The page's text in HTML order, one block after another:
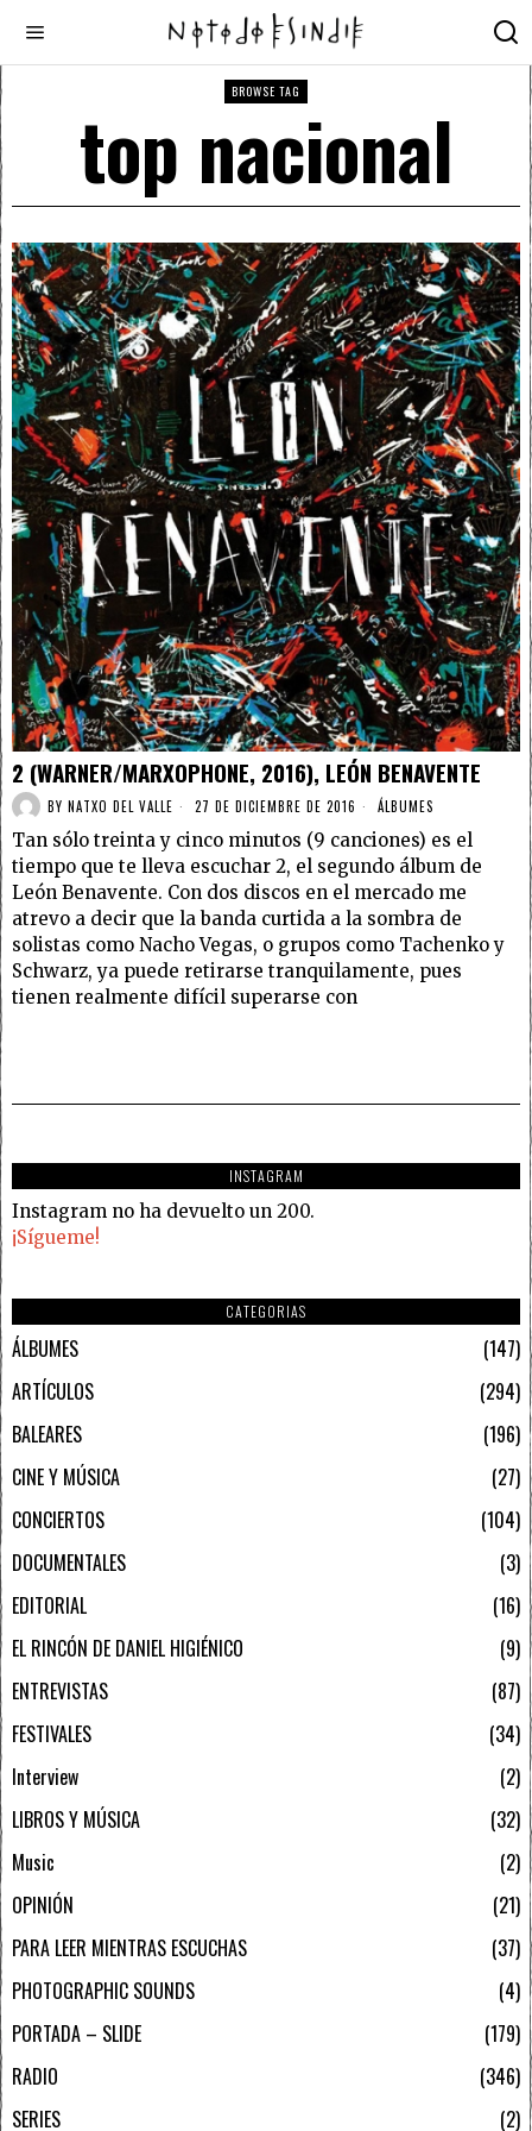
BROWSE TAG
top nacional
2 (WARNER/MARXOPHONE, 2016), LEÓN BENAVENTE
BY NATXO DEL VALLE 27 DE DICIEMBRE DE 2016 ÁLBUMES
Tan sólo treinta y cinco minutos (9 canciones) es el
tiempo que te lleva escuchar 2, el segundo álbum de
León Benavente. Con dos discos en el mercado me
atrevo a decir que la banda curtida a la sombra de
solistas como Nacho Vegas, o grupos como Tachenko y
Schwarz, ya puede retirarse tranquilamente, pues
tienen realmente difícil superarse con
INSTAGRAM
Instagram no ha devuelto un 200.
¡Sígueme!
CATEGORIAS
ÁLBUMES
147
ARTÍCULOS
294
BALEARES
196
CINE Y MÚSICA
27
CONCIERTOS
104
DOCUMENTALES
3
EDITORIAL
16
EL RINCÓN DE DANIEL HIGIÉNICO
9
ENTREVISTAS
87
FESTIVALES
34
Interview
2
LIBROS Y MÚSICA
32
Music
2
OPINIÓN
21
PARA LEER MIENTRAS ESCUCHAS
37
PHOTOGRAPHIC SOUNDS
4
PORTADA – SLIDE
179
RADIO
346
SERIES
2